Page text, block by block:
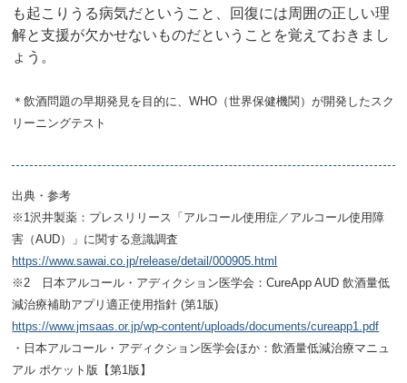
も起こりうる病気だということ、回復には周囲の正しい理
解と支援が欠かせないものだということを覚えておきまし
ょう。
＊飲酒問題の早期発見を目的に、WHO（世界保健機関）が開発したスク
リーニングテスト
出典・参考
※1沢井製薬：プレスリリース「アルコール使用症／アルコール使用障
害（AUD）」に関する意識調査
https://www.sawai.co.jp/release/detail/000905.html
※2 日本アルコール・アディクション医学会：CureApp AUD 飲酒量低
減治療補助アプリ適正使用指針 (第1版)
https://www.jmsaas.or.jp/wp-content/uploads/documents/cureapp1.pdf
・日本アルコール・アディクション医学会ほか：飲酒量低減治療マニュ
アル ポケット版【第1版】